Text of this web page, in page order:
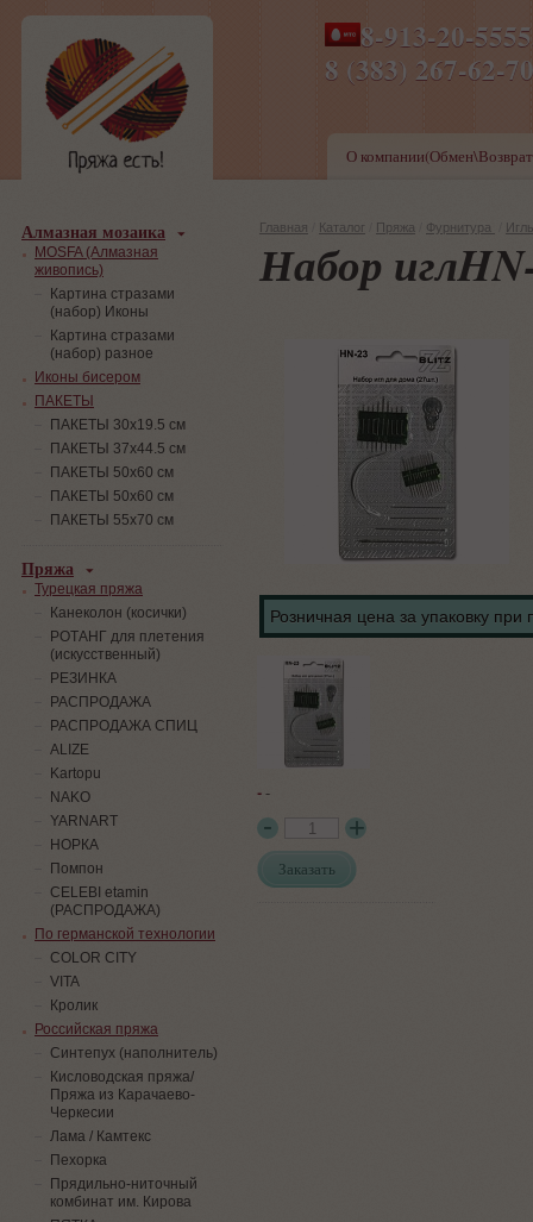
8-913-20-
8 (383) 267-
ПН-ПТ 8-17,СБ-ВС 9-
О
Главная Каталог Пряжа Фурнитура
Набор
Розничная цена за упаковку при
--
Заказать
Алмазная мозаика
MOSFA (Алмазная
живопись)
Картина стразами
(набор) Иконы
Картина стразами
(набор) разное
Иконы бисером
ПАКЕТЫ
ПАКЕТЫ 30х19.5 см
ПАКЕТЫ 37х44.5 см
ПАКЕТЫ 50х60 см
ПАКЕТЫ 50х60 см
ПАКЕТЫ 55х70 см
Пряжа
Турецкая пряжа
Канеколон (косички)
РОТАНГ для плетения
(искусственный)
PЕЗИНКА
РАСПРОДАЖА
РАСПРОДАЖА СПИЦ
ALIZE
Kartopu
NAKO
YARNART
НОРКА
Помпон
СELEBI etamin
(РАСПРОДАЖА)
По германской технологии
COLOR CITY
VITA
Кролик
Российская пряжа
Синтепух (наполнитель)
Кисловодская пряжа/
Пряжа из Карачаево-
Черкесии
Лама / Камтекс
Пехорка
Прядильно-ниточный
комбинат им. Кирова